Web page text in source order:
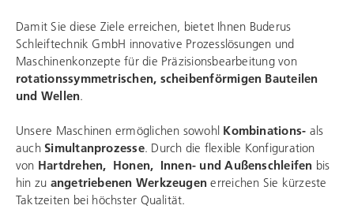
Damit Sie diese Ziele erreichen, bietet Ihnen Buderus
Schleiftechnik GmbH innovative Prozesslösungen und
Maschinenkonzepte für die Präzisionsbearbeitung von
rotationssymmetrischen, scheibenförmigen Bauteilen
und Wellen.
Unsere Maschinen ermöglichen sowohl Kombinations- als
auch Simultanprozesse. Durch die flexible Konfiguration
von Hartdrehen, Honen, Innen- und Außenschleifen bis
hin zu angetriebenen Werkzeugen erreichen Sie kürzeste
Taktzeiten bei höchster Qualität.